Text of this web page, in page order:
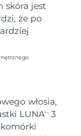
skóra jest
że po
włosia,
LUNATM
3
czas dostawy
czas dostawy
czas dostawy
11/8/26